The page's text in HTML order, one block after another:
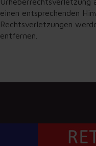
einen entsprechenden
Rechtsverletzungen
entfernen.